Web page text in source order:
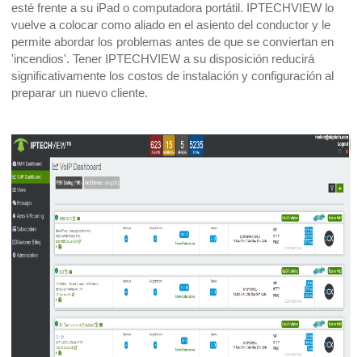
esté frente a su iPad o computadora portátil. IPTECHVIEW lo
vuelve a colocar como aliado en el asiento del conductor y le
permite abordar los problemas antes de que se conviertan en
'incendios'. Tener IPTECHVIEW a su disposición reducirá
significativamente los costos de instalación y configuración al
preparar un nuevo cliente.